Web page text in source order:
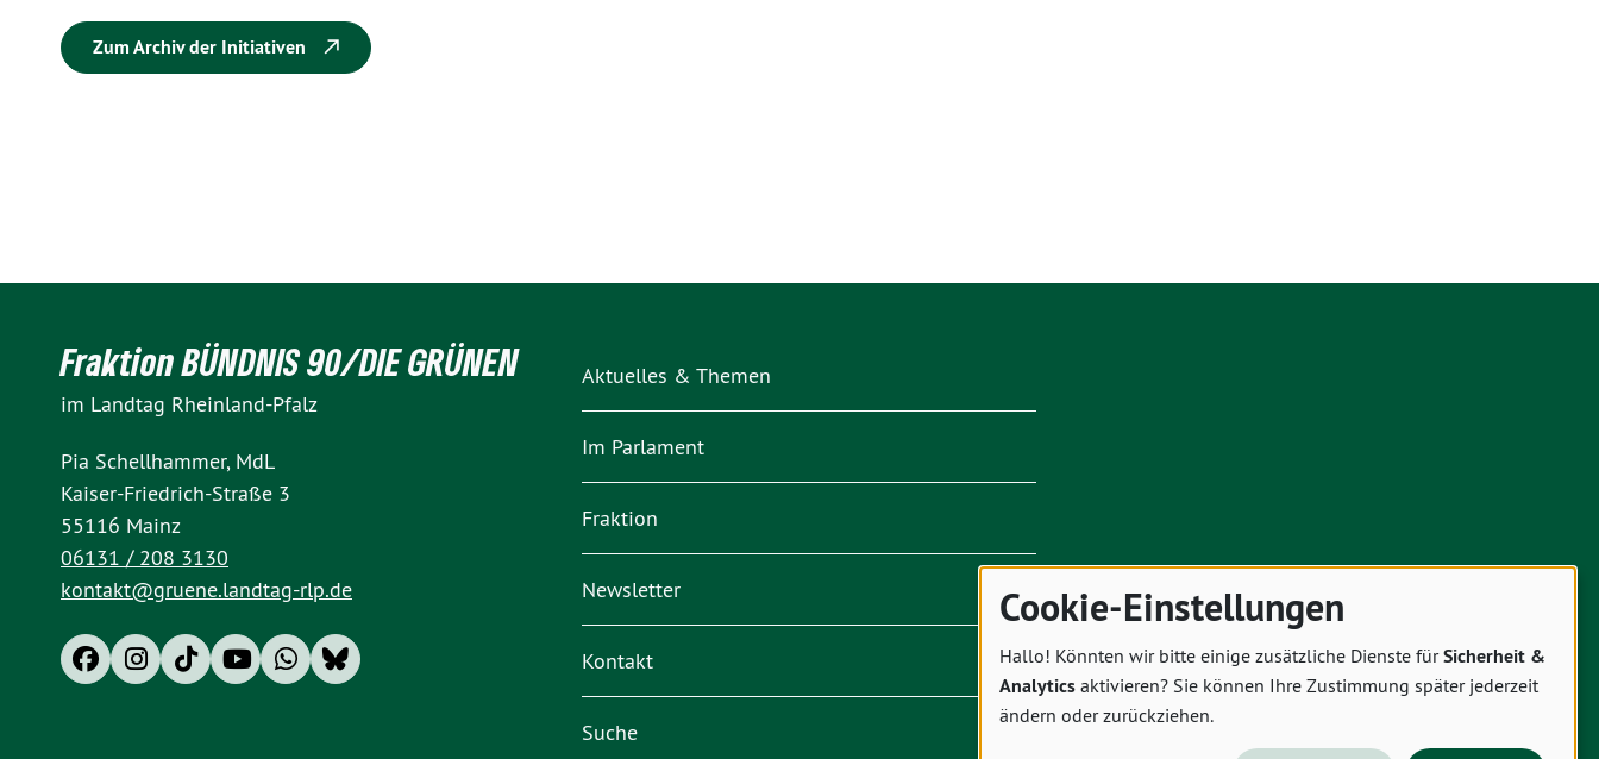
Zum Archiv der Initiativen
Fraktion BÜNDNIS 90/DIE GRÜNEN
im Landtag Rheinland-Pfalz
Pia Schellhammer, MdL
Kaiser-Friedrich-Straße 3
55116 Mainz
06131 / 208 3130
kontakt@gruene.landtag-rlp.de
Aktuelles & Themen
Im Parlament
Fraktion
Newsletter
Kontakt
Suche
Cookie-Einstellungen
Hallo! Könnten wir bitte einige zusätzliche Dienste fürSicherheit &
Analytics aktivieren? Sie können Ihre Zustimmung später jederzeit
ändern oder zurückziehen.